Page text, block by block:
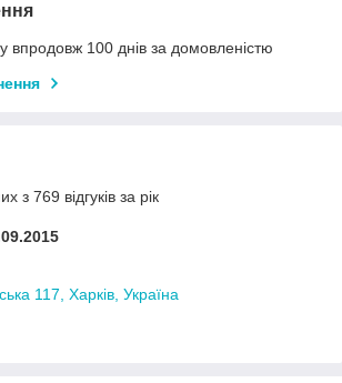
впродовж 100 днів за домовленістю
з 769 відгуків за рік
117, Харків, Україна